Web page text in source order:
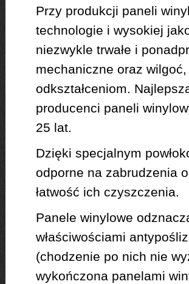
Przy produkcji paneli
technologie i wysokiej
niezwykle trwałe i
mechaniczne oraz
odkształceniom.
producenci paneli
25 lat.
Dzięki specjalnym
odporne na zabrudzenia
łatwość ich czyszczenia.
Panele winylowe
właściwościami
(chodzenie po nich nie
wykończona panelami